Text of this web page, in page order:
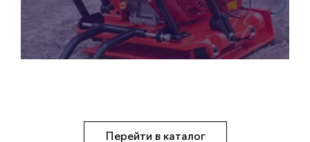
Перейти в каталог